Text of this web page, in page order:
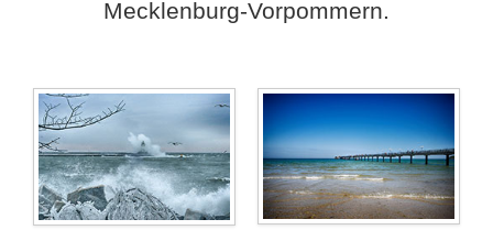
Mecklenburg-Vorpommern.